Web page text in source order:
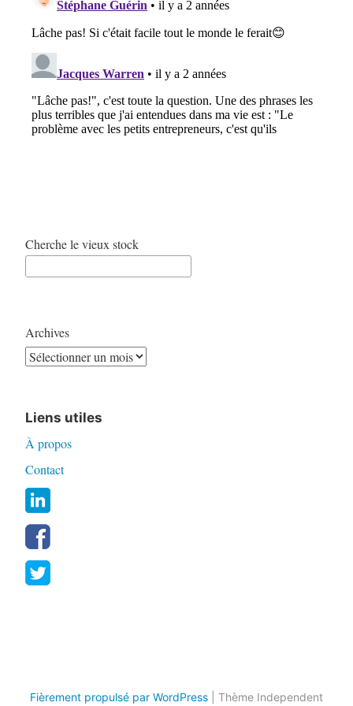
Cherche le vieux stock
Archives
Liens utiles
À propos
Contact
Fièrement propulsé par WordPress Thème Independent